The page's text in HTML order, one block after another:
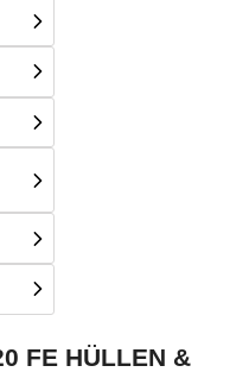
FE HÜLLEN &